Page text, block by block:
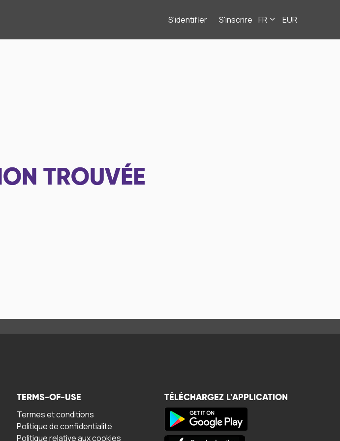
S'identifier S'inscrire FR EUR
TROUVÉE
TERMS-OF-USE
Termes et conditions
Politique de confidentialité
Politique relative aux cookies
TÉLÉCHARGEZ L'APPLICATION